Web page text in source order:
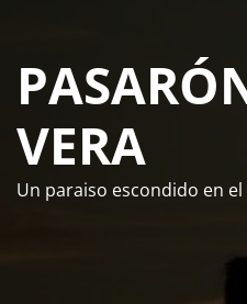
VERA
Un paraiso escondido en